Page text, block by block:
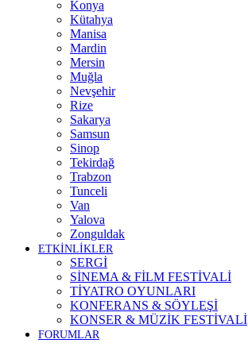
Konya
Kütahya
Manisa
Mardin
Mersin
Muğla
Nevşehir
Rize
Sakarya
Samsun
Sinop
Tekirdağ
Trabzon
Tunceli
Van
Yalova
Zonguldak
ETKİNLİKLER
SERGİ
SİNEMA & FİLM FESTİVALİ
TİYATRO OYUNLARI
KONFERANS & SÖYLEŞİ
KONSER & MÜZİK FESTİVALİ
FORUMLAR